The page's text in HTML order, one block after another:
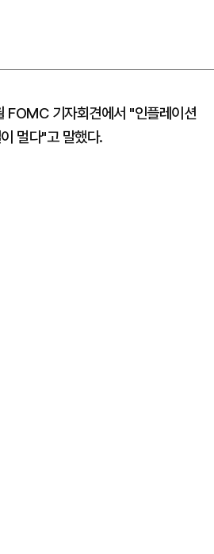
FOMC 기자회견에서 "인플레이션
멀다"고 말했다.